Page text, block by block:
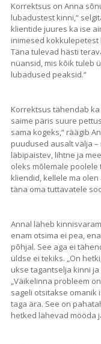
Korrektsus on Anna
lubadustest kinni,“
klientide juures ka ise
inimesed kokkulepetest
Täna tulevad hästi
nüansid, mis kõik tuleb
lubadused peaksid.“
Korrektsus tähendab
saime päris suure
sama kogeks,“ räägib
puudused ausalt välja
läbipaistev, lihtne ja
oleks mõlemale
kliendid, kellele ma
täna oma tuttavatele
Annal läheb
enam otsima ei pea,
põhjal. See aga ei
üldse ei tekiks. „On
ukse tagantselja kinni
„Väikelinna probleem
sageli otsitakse omanik
taga ära. See on
hetked lähevad mööda